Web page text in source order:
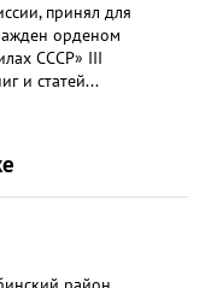
принял для
орденом
СССР» III
и статей...